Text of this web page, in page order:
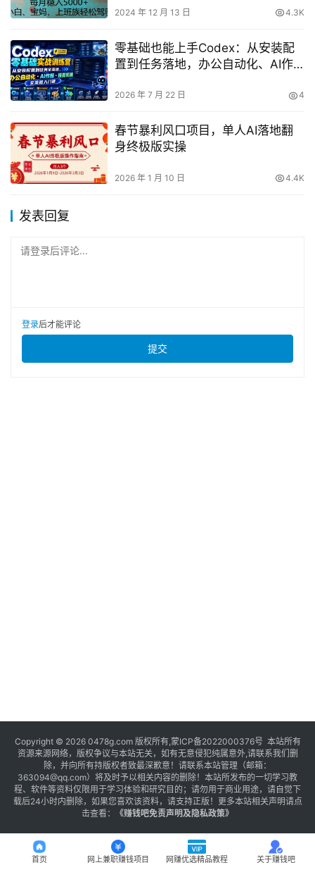
2024 年 12 月 13 日 4.3K
零基础也能上手Codex：从安装配
置到任务落地，办公自动化、AI作
2026 年 7 月 22 日 4
春节暴利风口项目，单人AI落地翻
身终极版实操
2026 年 1 月 10 日 4.4K
发表回复
请登录后评论...
登录后才能评论
提交
Copyright © 2026 0478g.com 版权所有,蒙ICP备2022000376号 本站所有
资源来源网络，版权争议与本站无关，如有无意侵犯纯属意外,请联系我们删
除，并向所有持版权者致最深歉意！请联系本站管理（邮箱：
363094@qq.com）将及时予以相关内容的删除！本站所发布的一切学习教
程、软件等资料仅限用于学习体验和研究目的；请勿用于商业用途，请自觉下
载后24小时内删除，如果您喜欢该资料，请支持正版！更多本站相关声明请点
击查看：
《赚钱吧免责声明及隐私政策》
首页 网上兼职赚钱项目 网赚优选精品教程 关于赚钱吧